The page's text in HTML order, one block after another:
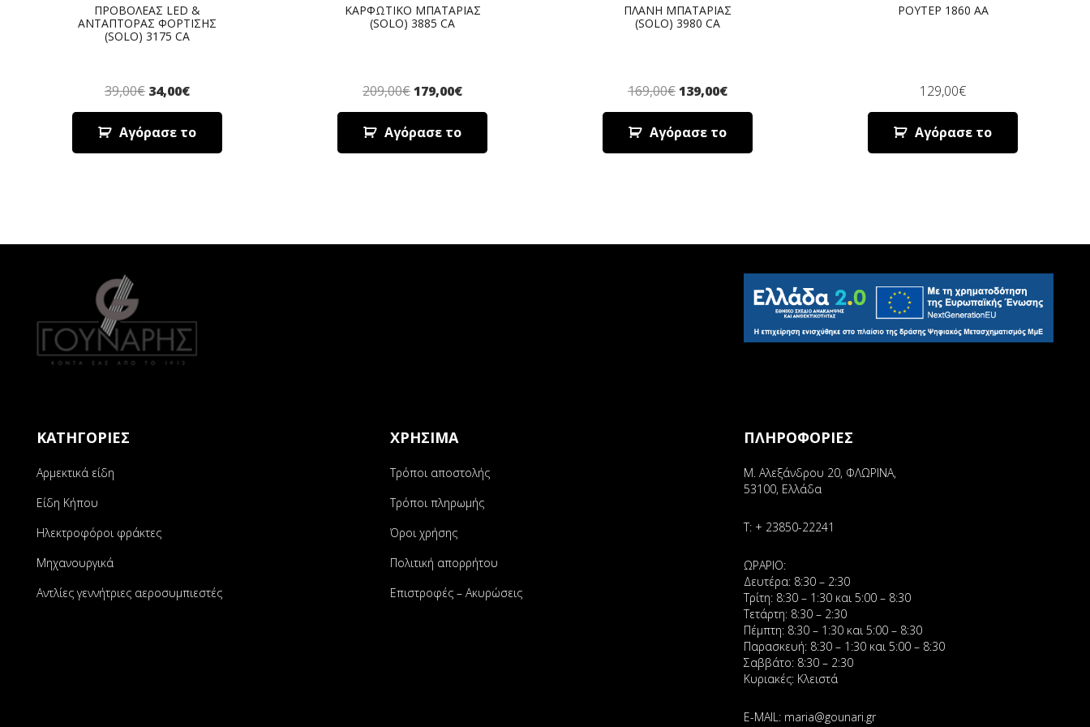
ΠΡΟΒΟΛΕΑΣ LED &
ΑΝΤΑΠΤΟΡΑΣ ΦΟΡΤΙΣΗΣ
(SOLO) 3175 CA
39,00€ 34,00€
Αγόρασε το
ΚΑΡΦΩΤΙΚΟ ΜΠΑΤΑΡΙΑΣ
(SOLO) 3885 CA
209,00€179,00€
Αγόρασε το
ΠΛΑΝΗ ΜΠΑΤΑΡΙΑΣ
(SOLO) 3980 CA
169,00€139,00€
Αγόρασε το
ΡΟΥΤΕΡ 1860 AA
129,00€
Αγόρασε το
ΚΑΤΗΓΟΡΙΕΣ
Αρμεκτικά είδη
Είδη Κήπου
Ηλεκτροφόροι φράκτες
Μηχανουργικά
Αντλίες γεννήτριες αεροσυμπιεστές
ΧΡΗΣΙΜΑ
Τρόποι αποστολής
Τρόποι πληρωμής
Όροι χρήσης
Πολιτική απορρήτου
Επιστροφές – Ακυρώσεις
ΠΛΗΡΟΦΟΡΙΕΣ
Μ. Αλεξάνδρου 20, ΦΛΩΡΙΝΑ,
53100, Ελλάδα
Τ: + 23850-22241
ΩΡΑΡΙΟ:
Δευτέρα: 8:30 – 2:30
Τρίτη: 8:30 – 1:30 και 5:00 – 8:30
Τετάρτη: 8:30 – 2:30
Πέμπτη: 8:30 – 1:30 και 5:00 – 8:30
Παρασκευή: 8:30 – 1:30 και 5:00 – 8:30
Σαββάτο: 8:30 – 2:30
Κυριακές: Κλειστά
E-MAIL: maria@gounari.gr